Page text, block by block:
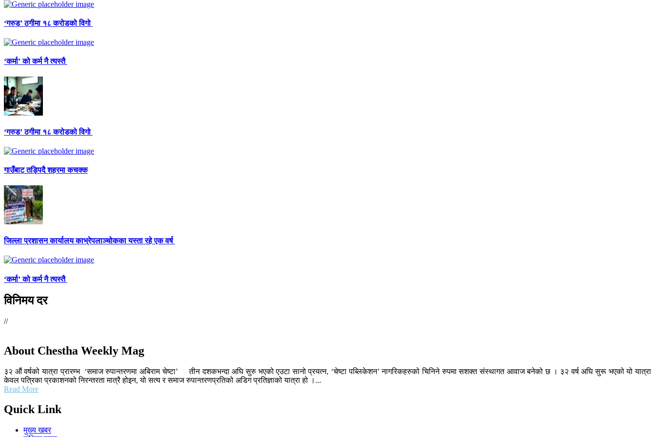
‘गरुड’ ठगीमा १८ करोडको विगो
‘कर्मा’ को कर्म नै त्यस्तै
‘गरुड’ ठगीमा १८ करोडको विगो
गाउँबाट तड्पिदै शहरमा कचक्क
जिल्ला प्रशासन कार्यालय काभ्रेपलाञ्चोकका यस्ता रहे एक वर्ष
‘कर्मा’ को कर्म नै त्यस्तै
विनिमय दर
//
About Chestha Weekly Mag
३२ औं वर्षको यात्रा प्रारम्भ ‘समाज रुपान्तरणमा अबिराम चेष्टा’ तीन दशकभन्दा अघि सुरु भएको एउटा सानो प्रयत्न, ‘चेष्टा पब्लिकेशन’ नागरिकहरुको चिनिने रुपमा सशक्त संस्थागत आवाज बनेको छ । ३२ वर्ष अघि सुरू भएको यो यात्रा
केवल पत्रिका प्रकाशनको निरन्तरता मात्रै होइन, यो सत्य र समाज रुपान्तरणप्रतिको अडिग प्रतिज्ञाको यात्रा हो ।...
Read More
Quick Link
मुख्य खबर